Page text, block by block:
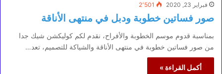
فبراير 23, 2020 2٬501
صور فساتين خطوبة ودبل في منتهى الأناقة
بمناسبة قدوم موسم الخطوبة والأفراح، نقدم لكم كوليكشن شيك جدا
من صور فساتين خطوبة في منتهى الأناقة والشياكة للتصميم، تعد…
أكمل القراءة »